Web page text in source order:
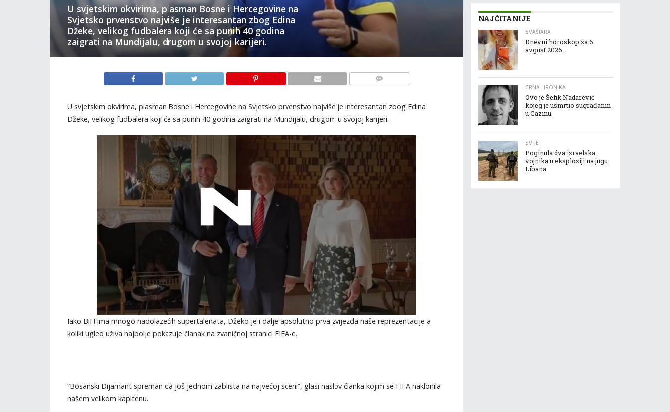
U svjetskim okvirima, plasman Bosne i Hercegovine na
Svjetsko prvenstvo najviše je interesantan zbog Edina
Džeke, velikog fudbalera koji će sa punih 40 godina
zaigrati na Mundijalu, drugom u svojoj karijeri.
U svjetskim okvirima, plasman Bosne i Hercegovine na Svjetsko prvenstvo najviše je interesantan zbog Edina
Džeke, velikog fudbalera koji će sa punih 40 godina zaigrati na Mundijalu, drugom u svojoj karijeri.
Iako BiH ima mnogo nadolazećih supertalenata, Džeko je i dalje apsolutno prva zvijezda naše reprezentacije a
koliki ugled uživa najbolje pokazuje članak na zvaničnoj stranici FIFA-e.
“Bosanski Dijamant spreman da još jednom zablista na najvećoj sceni”, glasi naslov članka kojim se FIFA naklonila
našem velikom kapitenu.
NAJČITANIJE
SVAŠTARA
Dnevni horoskop za 6.
avgust.2026.
CRNA HRONIKA
Ovo je Šefik Nadarević
kojeg je usmrtio sugrađanin
u Cazinu
SVIJET
Poginula dva izraelska
vojnika u eksploziji na jugu
Libana